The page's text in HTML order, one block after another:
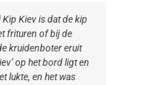
Kiev is dat de kip
frituren of bij de
kruidenboter eruit
op het bord ligt en
lukte, en het was